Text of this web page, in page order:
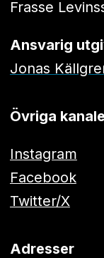
Frasse
Ansvarig
Jonas
Övriga
Instagram
Facebook
Twitter/X
Adresser